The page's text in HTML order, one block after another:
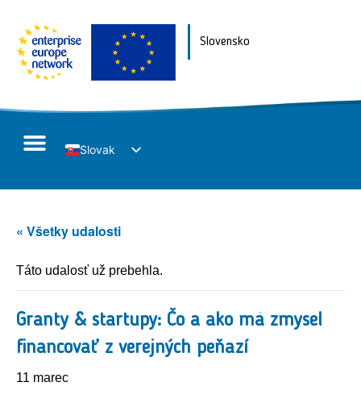
Slovensko
Slovak
« Všetky udalosti
Táto udalosť už prebehla.
Granty & startupy: Čo a ako má zmysel
financovať z verejných peňazí
11 marec